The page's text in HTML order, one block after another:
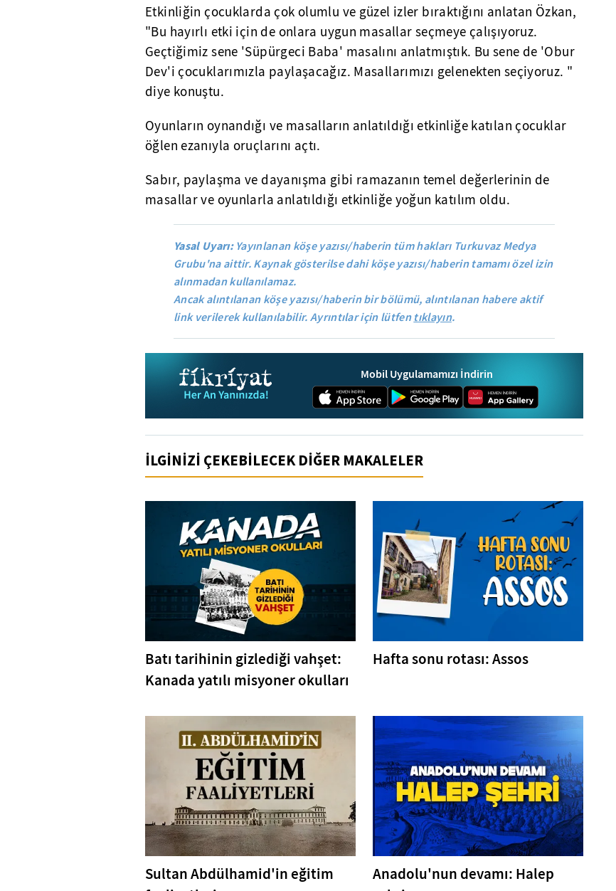
Etkinliğin çocuklarda çok olumlu ve güzel izler bıraktığını anlatan Özkan,
"Bu hayırlı etki için de onlara uygun masallar seçmeye çalışıyoruz.
Geçtiğimiz sene 'Süpürgeci Baba' masalını anlatmıştık. Bu sene de 'Obur
Dev'i çocuklarımızla paylaşacağız. Masallarımızı gelenekten seçiyoruz. "
diye konuştu.
Oyunların oynandığı ve masalların anlatıldığı etkinliğe katılan çocuklar
öğlen ezanıyla oruçlarını açtı.
Sabır, paylaşma ve dayanışma gibi ramazanın temel değerlerinin de
masallar ve oyunlarla anlatıldığı etkinliğe yoğun katılım oldu.
Yasal Uyarı:Yayınlanan köşe yazısı/haberin tüm hakları Turkuvaz Medya
Grubu'na aittir. Kaynak gösterilse dahi köşe yazısı/haberin tamamı özel izin
alınmadan kullanılamaz.
Ancak alıntılanan köşe yazısı/haberin bir bölümü, alıntılanan habere aktif
link verilerek kullanılabilir. Ayrıntılar için lütfentıklayın.
Mobil Uygulamamızı İndirin
İLGİNİZİ ÇEKEBİLECEK DİĞER MAKALELER
Batı tarihinin gizlediği vahşet:
Kanada yatılı misyoner okulları
Hafta sonu rotası: Assos
Sultan Abdülhamid'in eğitim
Anadolu'nun devamı: Halep